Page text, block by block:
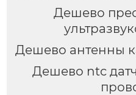
Дешево
Дешево антенны
Дешево ntc